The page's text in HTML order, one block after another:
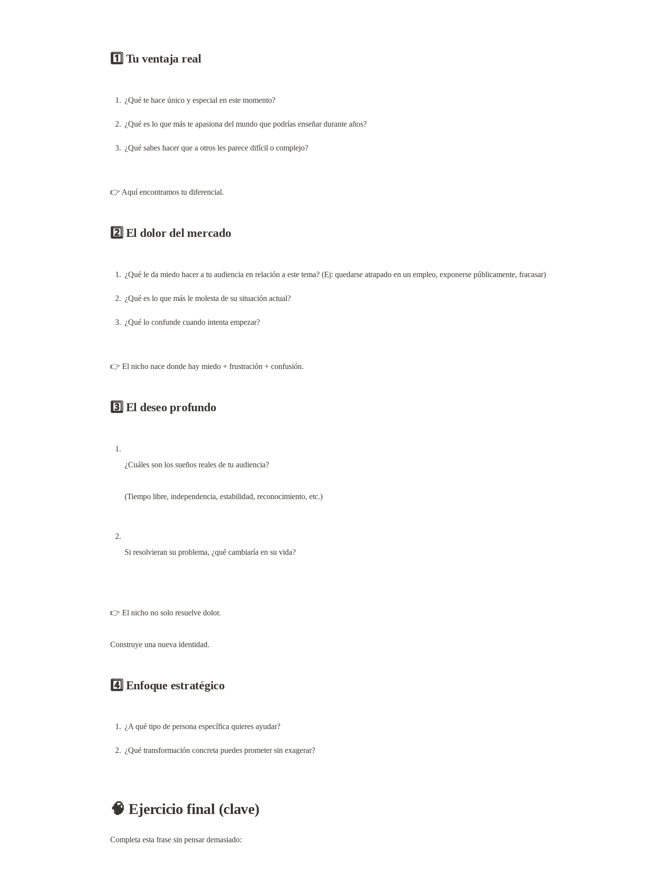
1️⃣ Tu ventaja real
¿Qué te hace único y especial en este momento?
¿Qué es lo que más te apasiona del mundo que podrías enseñar durante años?
¿Qué sabes hacer que a otros les parece difícil o complejo?
👉 Aquí encontramos tu diferencial.
2️⃣ El dolor del mercado
¿Qué le da miedo hacer a tu audiencia en relación a este tema? (Ej: quedarse atrapado en un empleo, exponerse públicamente, fracasar)
¿Qué es lo que más le molesta de su situación actual?
¿Qué lo confunde cuando intenta empezar?
👉 El nicho nace donde hay miedo + frustración + confusión.
3️⃣ El deseo profundo
¿Cuáles son los sueños reales de tu audiencia?
(Tiempo libre, independencia, estabilidad, reconocimiento, etc.)
Si resolvieran su problema, ¿qué cambiaría en su vida?
👉 El nicho no solo resuelve dolor.
Construye una nueva identidad.
4️⃣ Enfoque estratégico
¿A qué tipo de persona específica quieres ayudar?
¿Qué transformación concreta puedes prometer sin exagerar?
🧠 Ejercicio final (clave)
Completa esta frase sin pensar demasiado: